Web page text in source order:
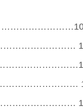
？…………………………